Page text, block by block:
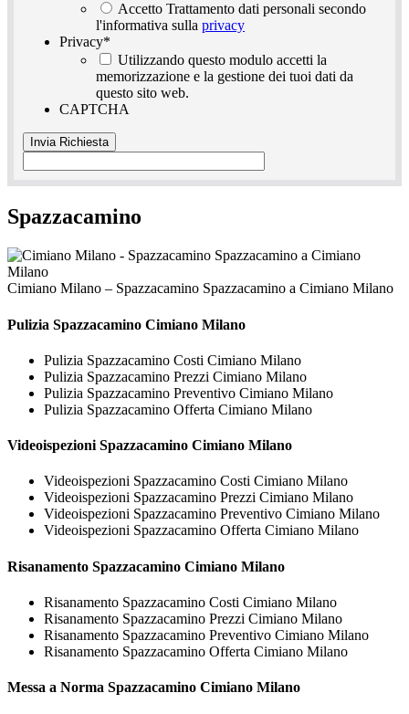
Accetto Trattamento dati personali secondo
l'informativa sulla privacy
Privacy*
Utilizzando questo modulo accetti la
memorizzazione e la gestione dei tuoi dati da
questo sito web.
CAPTCHA
Spazzacamino
Cimiano Milano – Spazzacamino Spazzacamino a Cimiano Milano
Pulizia Spazzacamino Cimiano Milano
Pulizia Spazzacamino Costi Cimiano Milano
Pulizia Spazzacamino Prezzi Cimiano Milano
Pulizia Spazzacamino Preventivo Cimiano Milano
Pulizia Spazzacamino Offerta Cimiano Milano
Videoispezioni Spazzacamino Cimiano Milano
Videoispezioni Spazzacamino Costi Cimiano Milano
Videoispezioni Spazzacamino Prezzi Cimiano Milano
Videoispezioni Spazzacamino Preventivo Cimiano Milano
Videoispezioni Spazzacamino Offerta Cimiano Milano
Risanamento Spazzacamino Cimiano Milano
Risanamento Spazzacamino Costi Cimiano Milano
Risanamento Spazzacamino Prezzi Cimiano Milano
Risanamento Spazzacamino Preventivo Cimiano Milano
Risanamento Spazzacamino Offerta Cimiano Milano
Messa a Norma Spazzacamino Cimiano Milano